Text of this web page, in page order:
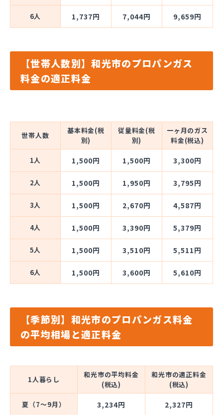
6人 1,737円 7,044円 9,659円
【世帯人数別】和光市のプロパンガス
料金の適正料金
世帯人数
基本料金(税
別)
従量料金(税
別)
一ヶ月のガス
料金(税込)
1人 1,500円 1,500円 3,300円
2人 1,500円 1,950円 3,795円
3人 1,500円 2,670円 4,587円
4人 1,500円 3,390円 5,379円
5人 1,500円 3,510円 5,511円
6人 1,500円 3,600円 5,610円
【季節別】和光市のプロパンガス料金
の平均相場と適正料金
1人暮らし
和光市の平均料金
(税込)
和光市の適正料金
(税込)
夏（7～9月） 3,234円 2,327円